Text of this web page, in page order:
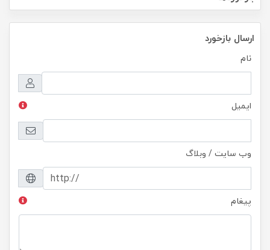
ارسال بازخورد
نام
ایمیل
وب سایت / وبلاگ
پیغام